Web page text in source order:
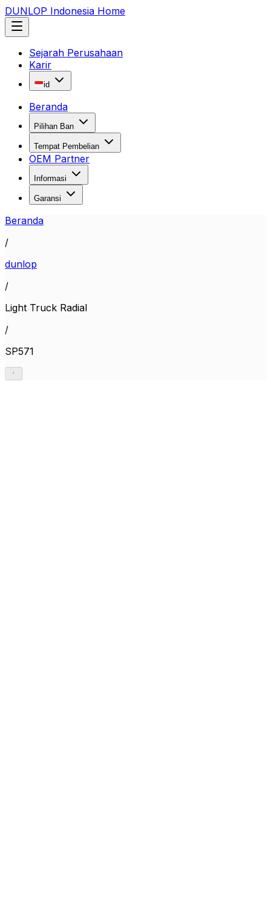
DUNLOP Indonesia Home
Sejarah Perusahaan
Karir
id
Beranda
Pilihan Ban
Tempat Pembelian
OEM Partner
Informasi
Garansi
Beranda
/
dunlop
/
Light Truck Radial
/
SP571